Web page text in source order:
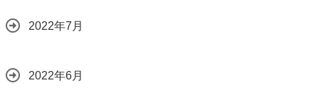
2022年7月
2022年6月